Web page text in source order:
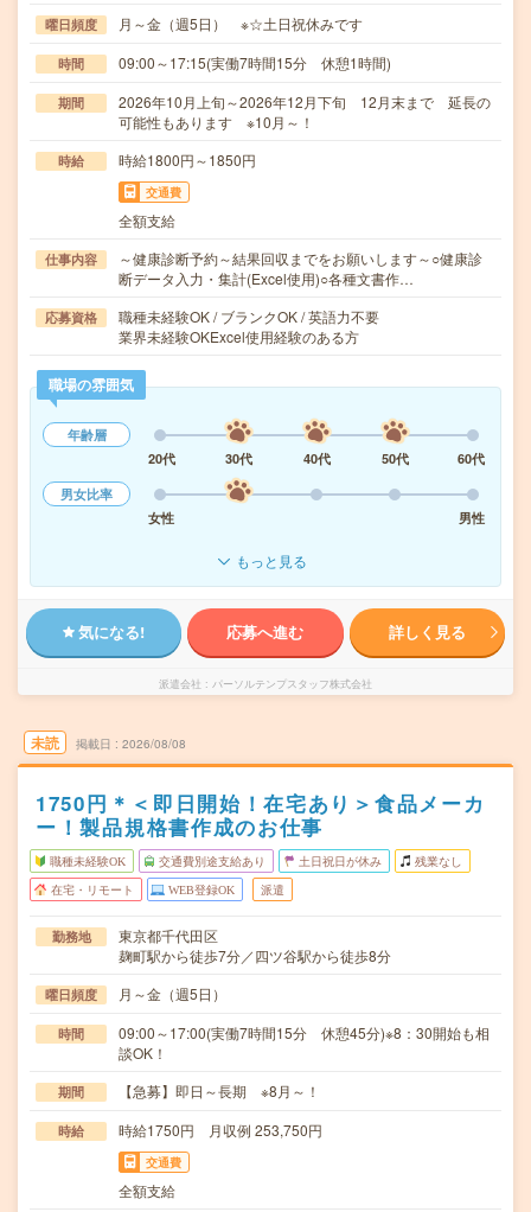
曜日頻度 月～金（週5日） ※☆土日祝休みです
時間 09:00～17:15(実働7時間15分 休憩1時間)
期間
2026年10月上旬～2026年12月下旬 12月末まで 延長の
可能性もあります ※10月～！
時給 時給1800円～1850円
交通費
全額支給
仕事内容
～健康診断予約～結果回収までをお願いします～○健康診
断データ入力・集計(Excel使用)○各種文書作…
応募資格
職種未経験OK / ブランクOK / 英語力不要
業界未経験OKExcel使用経験のある方
職場の雰囲気
年齢層
20代
30代 40代 50代
60代
男女比率
女性
男性
もっと見る
気になる! 応募へ進む 詳しく見る
派遣会社 パーソルテンプスタッフ株式会社
未読 掲載日 2026/08/08
1750円＊＜即日開始！在宅あり＞食品メーカ
ー！製品規格書作成のお仕事
職種未経験OK 交通費別途支給あり 土日祝日が休み 残業なし
在宅・リモート WEB登録OK 派遣
勤務地
東京都千代田区
麹町駅から徒歩7分／四ツ谷駅から徒歩8分
曜日頻度 月～金（週5日）
時間
09:00～17:00(実働7時間15分 休憩45分)※8：30開始も相
談OK！
期間 【急募】即日～長期 ※8月～！
時給 時給1750円 月収例 253,750円
交通費
全額支給